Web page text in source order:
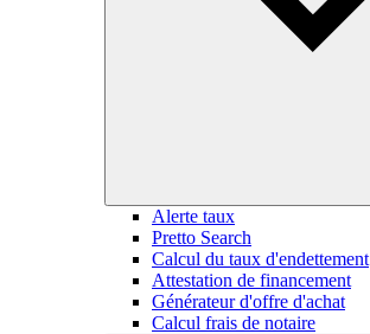
Alerte taux
Pretto Search
Calcul du taux d'endettement
Attestation de financement
Générateur d'offre d'achat
Calcul frais de notaire